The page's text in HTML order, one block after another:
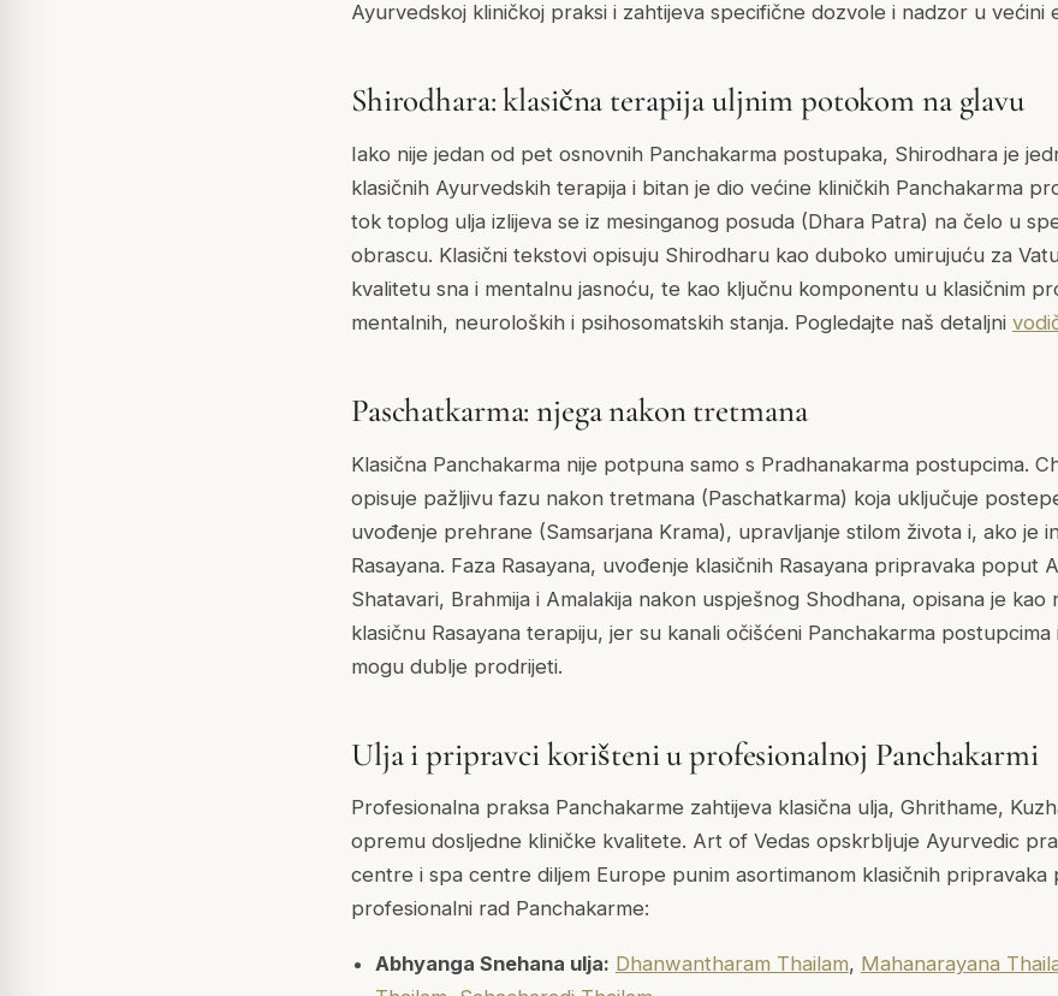
Ayurvedskoj kliničkoj praksi i zahtijeva specifične dozvole i nadzor u većini
Shirodhara: klasična terapija uljnim potokom na glavu
Iako nije jedan od pet osnovnih Panchakarma postupaka, Shirodhara je
klasičnih Ayurvedskih terapija i bitan je dio većine kliničkih Panchakarma
tok toplog ulja izlijeva se iz mesinganog posuda (Dhara Patra) na čelo u
obrascu. Klasični tekstovi opisuju Shirodharu kao duboko umirujuću za
kvalitetu sna i mentalnu jasnoću, te kao ključnu komponentu u klasičnim
mentalnih, neuroloških i psihosomatskih stanja. Pogledajte naš detaljni
Paschatkarma: njega nakon tretmana
Klasična Panchakarma nije potpuna samo s Pradhanakarma postupcima.
opisuje pažljivu fazu nakon tretmana (Paschatkarma) koja uključuje
uvođenje prehrane (Samsarjana Krama), upravljanje stilom života i, ako je
Rasayana. Faza Rasayana, uvođenje klasičnih Rasayana pripravaka poput
Shatavari, Brahmija i Amalakija nakon uspješnog Shodhana, opisana je kao
klasičnu Rasayana terapiju, jer su kanali očišćeni Panchakarma postupcima
mogu dublje prodrijeti.
Ulja i pripravci korišteni u profesionalnoj Panchakarmi
Profesionalna praksa Panchakarme zahtijeva klasična ulja, Ghrithame,
opremu dosljedne kliničke kvalitete. Art of Vedas opskrbljuje Ayurvedic
centre i spa centre diljem Europe punim asortimanom klasičnih pripravaka
profesionalni rad Panchakarme:
Abhyanga Snehana ulja: Dhanwantharam Thailam, Mahanarayana